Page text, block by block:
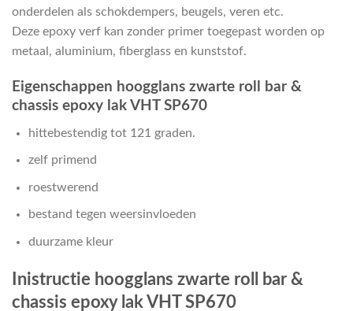
onderdelen als schokdempers, beugels, veren etc.
Deze epoxy verf kan zonder primer toegepast worden op
metaal, aluminium, fiberglass en kunststof.
Eigenschappen hoogglans zwarte roll bar &
chassis epoxy lak VHT SP670
hittebestendig tot 121 graden.
zelf primend
roestwerend
bestand tegen weersinvloeden
duurzame kleur
Inistructie hoogglans zwarte roll bar &
chassis epoxy lak VHT SP670